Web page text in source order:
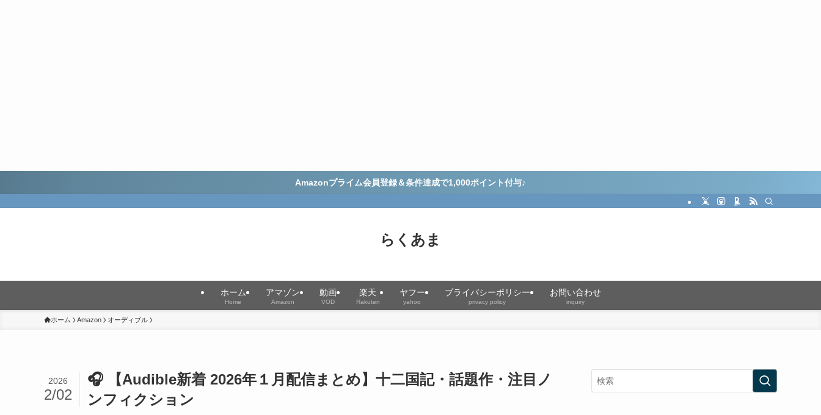
Amazonプライム会員登録＆条件達成で1,000ポイント付与♪
らくあま
ホーム
Home
アマゾン
Amazon
動画
VOD
楽天
Rakuten
ヤフー
yahoo
プライバシーポリシー
privacy policy
お問い合わせ
inquiry
ホーム Amazon オーディブル
🎧 【Audible新着 2026年１月配信まとめ】十二国記・話題作・注目ノ
ンフィクション
2026
2/02